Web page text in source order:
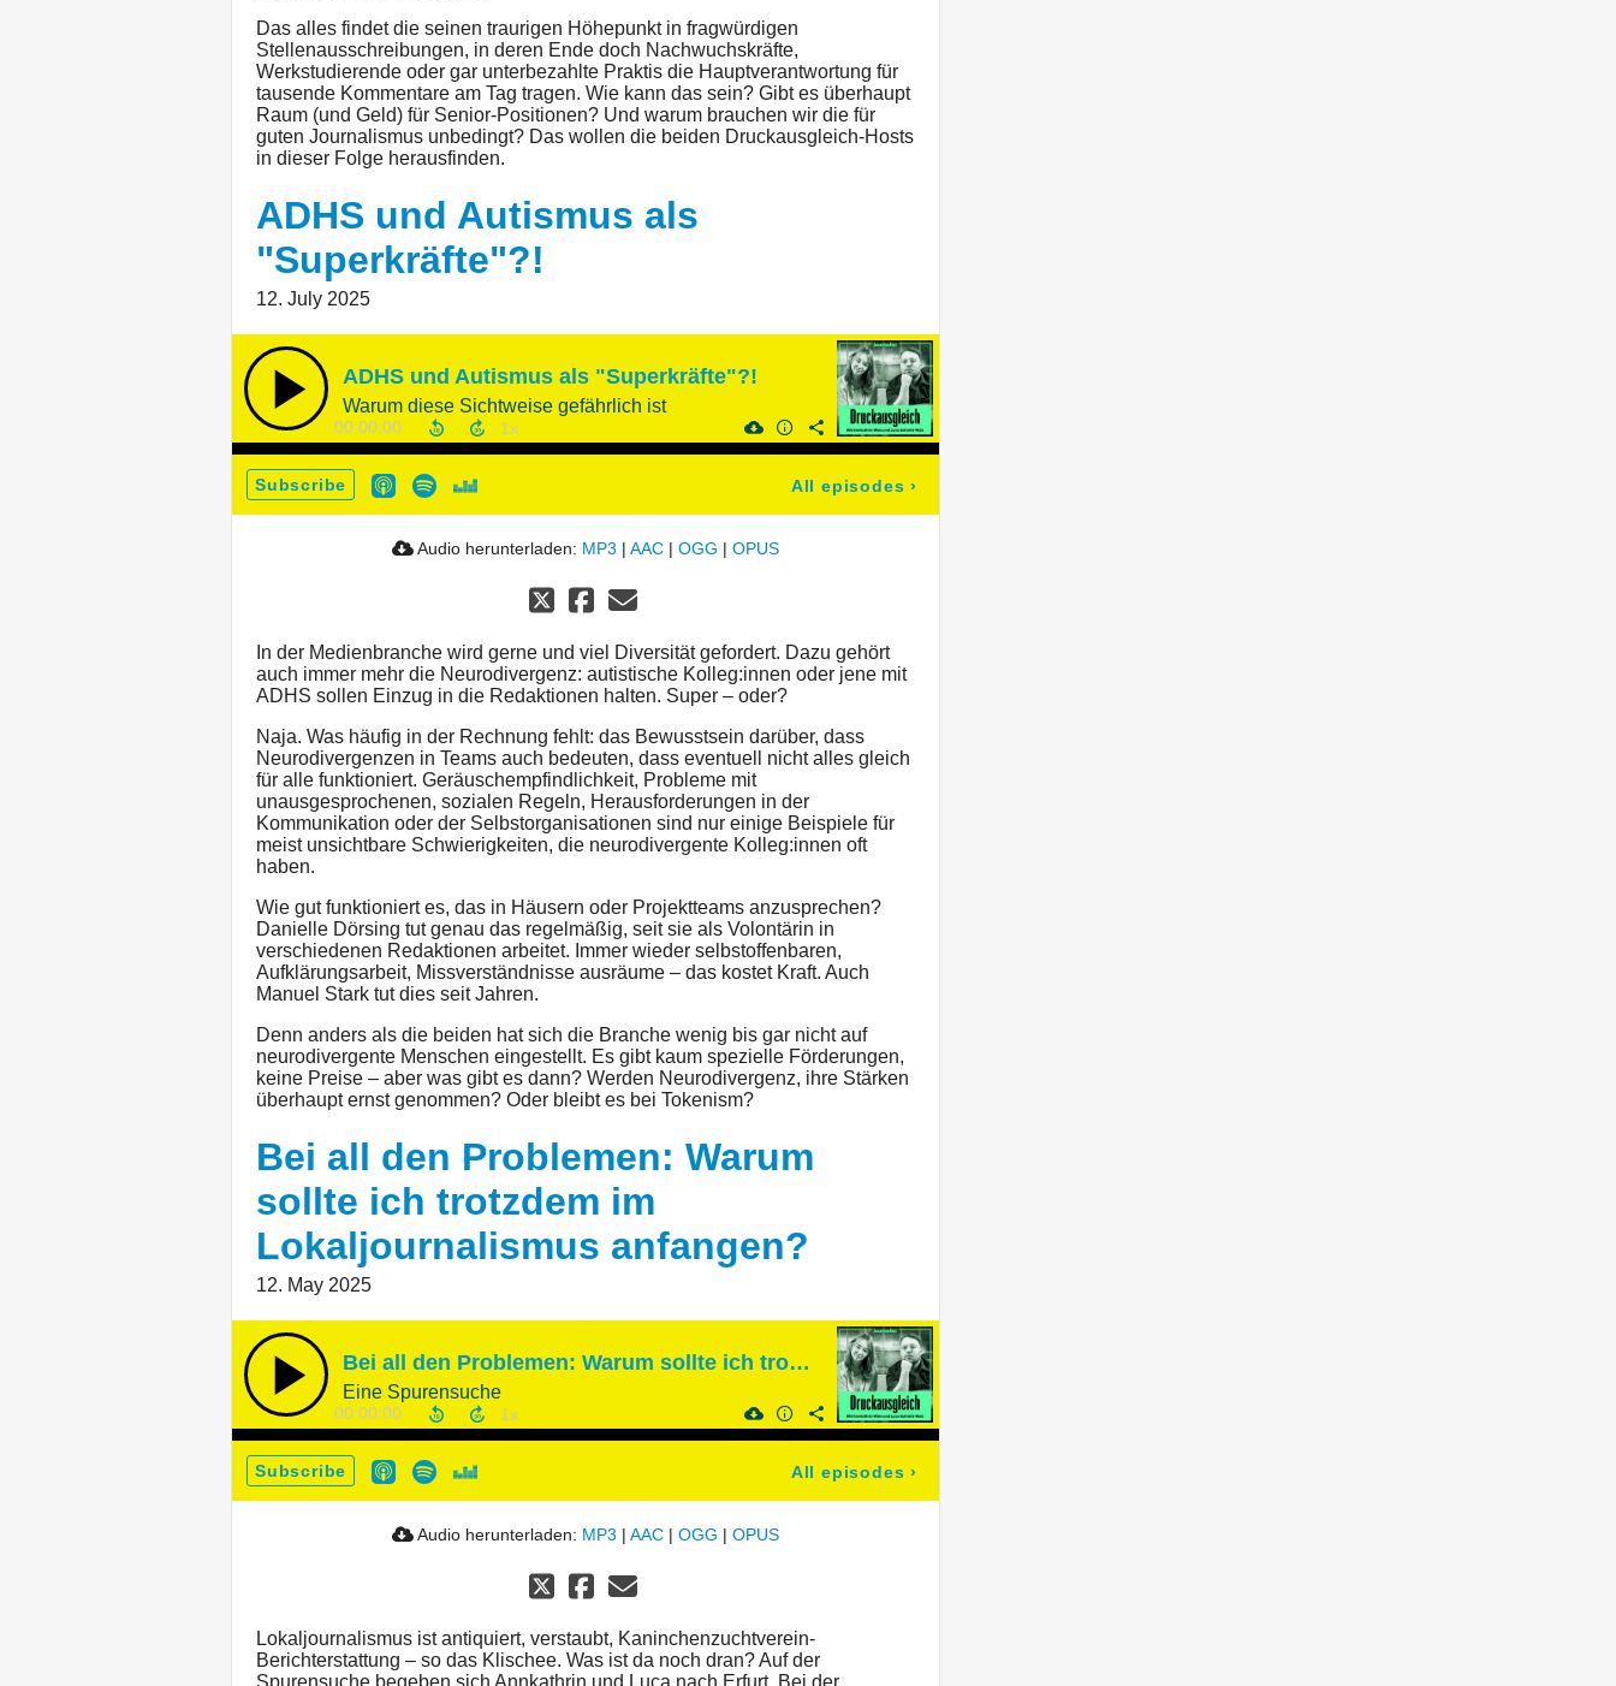
Das alles findet die seinen traurigen Höhepunkt in fragwürdigen
Stellenausschreibungen, in deren Ende doch Nachwuchskräfte,
Werkstudierende oder gar unterbezahlte Praktis die Hauptverantwortung für
tausende Kommentare am Tag tragen. Wie kann das sein? Gibt es überhaupt
Raum (und Geld) für Senior-Positionen? Und warum brauchen wir die für
guten Journalismus unbedingt? Das wollen die beiden Druckausgleich-Hosts
in dieser Folge herausfinden.
ADHS und Autismus als
"Superkräfte"?!
12. July 2025
ADHS und Autismus als "Superkräfte"?!
Warum diese Sichtweise gefährlich ist
00:00:00
Subscribe All episodes ›
Audio herunterladen: MP3 | AAC | OGG | OPUS
In der Medienbranche wird gerne und viel Diversität gefordert. Dazu gehört
auch immer mehr die Neurodivergenz: autistische Kolleg:innen oder jene mit
ADHS sollen Einzug in die Redaktionen halten. Super – oder?
Naja. Was häufig in der Rechnung fehlt: das Bewusstsein darüber, dass
Neurodivergenzen in Teams auch bedeuten, dass eventuell nicht alles gleich
für alle funktioniert. Geräuschempfindlichkeit, Probleme mit
unausgesprochenen, sozialen Regeln, Herausforderungen in der
Kommunikation oder der Selbstorganisationen sind nur einige Beispiele für
meist unsichtbare Schwierigkeiten, die neurodivergente Kolleg:innen oft
haben.
Wie gut funktioniert es, das in Häusern oder Projektteams anzusprechen?
Danielle Dörsing tut genau das regelmäßig, seit sie als Volontärin in
verschiedenen Redaktionen arbeitet. Immer wieder selbstoffenbaren,
Aufklärungsarbeit, Missverständnisse ausräume – das kostet Kraft. Auch
Manuel Stark tut dies seit Jahren.
Denn anders als die beiden hat sich die Branche wenig bis gar nicht auf
neurodivergente Menschen eingestellt. Es gibt kaum spezielle Förderungen,
keine Preise – aber was gibt es dann? Werden Neurodivergenz, ihre Stärken
überhaupt ernst genommen? Oder bleibt es bei Tokenism?
Bei all den Problemen: Warum
sollte ich trotzdem im
Lokaljournalismus anfangen?
12. May 2025
Bei all den Problemen: Warum sollte ich trotzdem im Lokaljournalismus anfangen?
Eine Spurensuche
00:00:00
Subscribe All episodes ›
Audio herunterladen: MP3 | AAC | OGG | OPUS
Lokaljournalismus ist antiquiert, verstaubt, Kaninchenzuchtverein-
Berichterstattung – so das Klischee. Was ist da noch dran? Auf der